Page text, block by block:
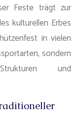
Feste trägt zur
kulturellen Erbes
in vielen
sondern
und